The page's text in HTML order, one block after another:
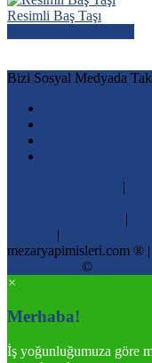
Resimli Baş Taşı
Bizi Sosyal Medyada
|
|
|
mezaryapimisleri.com ® |
©
×
Merhaba!
İş yoğunluğumuza göre